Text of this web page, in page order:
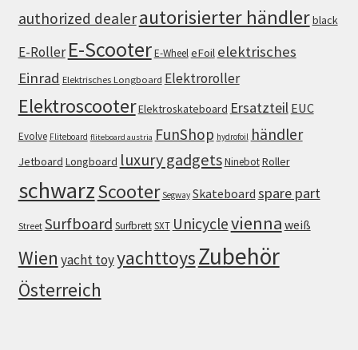
authorized dealerautorisierter händlerblack
E-Roller E-ScooterE-WheeleFoil elektrisches
Einrad Elektrisches Longboard Elektroroller
ElektroscooterElektroskateboard Ersatzteil EUC
Evolve Fliteboard fliteboard austria FunShop hydrofoil händler
Jetboard Longboard luxury gadgetsNinebotRoller
schwarzScooter Segway Skateboard spare part
Street Surfboard SurfbrettSXT Unicyclevienna weiß
Wien yacht toyyachttoysZubehör
Österreich